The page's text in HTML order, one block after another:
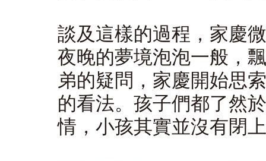
談及這樣的過程，家慶
夜晚的夢境泡泡一般，
弟的疑問，家慶開始思
的看法。孩子們都了然
情，小孩其實並沒有閉